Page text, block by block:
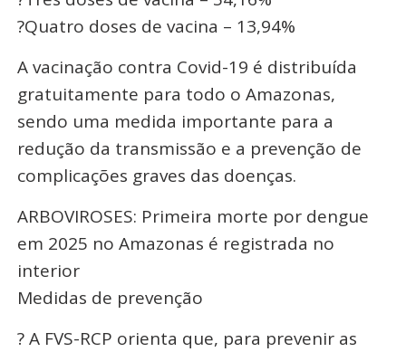
?Quatro doses de vacina – 13,94%
A vacinação contra Covid-19 é distribuída
gratuitamente para todo o Amazonas,
sendo uma medida importante para a
redução da transmissão e a prevenção de
complicações graves das doenças.
ARBOVIROSES: Primeira morte por dengue
em 2025 no Amazonas é registrada no
interior
Medidas de prevenção
? A FVS-RCP orienta que, para prevenir as